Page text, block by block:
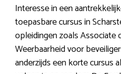
Interesse in een
toepasbare cursus in
opleidingen zoals Associate
Weerbaarheid voor
anderzijds een korte cursus